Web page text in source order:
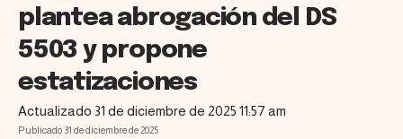
plantea abrogación del DS
5503 y propone
estatizaciones
Actualizado 31 de diciembre de 2025 11:57 am
Publicado 31 de diciembre de 2025